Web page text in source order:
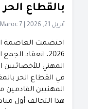
بالقطاع
أبريل 21, 2026 Maroc 7
2026، انعقاد
المهني للأخصائيين
في القطاع الحر
المهنيين
هذا التحالف أول